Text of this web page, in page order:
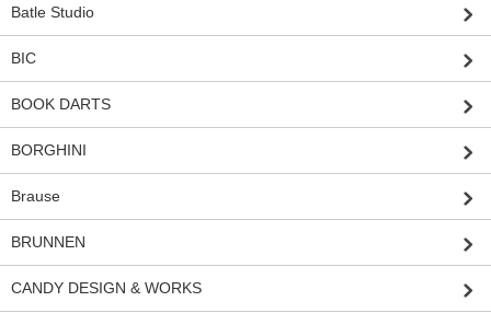
Batle Studio
BIC
BOOK DARTS
BORGHINI
Brause
BRUNNEN
CANDY DESIGN & WORKS